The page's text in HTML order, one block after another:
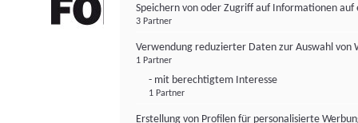
Speichern von oder Zugriff auf Informationen auf
3 Partner
Verwendung reduzierter Daten zur Auswahl von
1 Partner
- mit berechtigtem Interesse
1 Partner
Erstellung von Profilen für personalisierte
FONDS professionell